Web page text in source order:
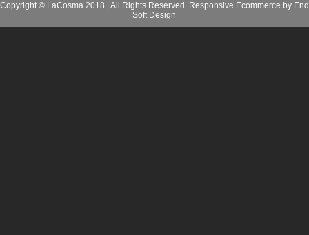
Copyright © LaCosma 2018 | All Rights Reserved. Responsive Ecommerce by End
Soft Design